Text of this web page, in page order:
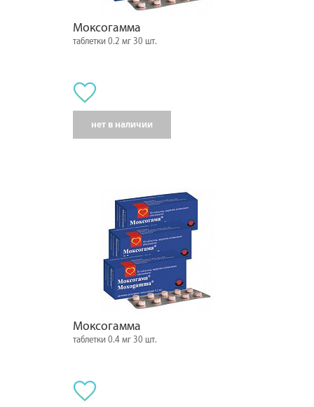
Моксогамма
таблетки 0.2 мг 30 шт.
нет в наличии
Моксогамма
таблетки 0.4 мг 30 шт.